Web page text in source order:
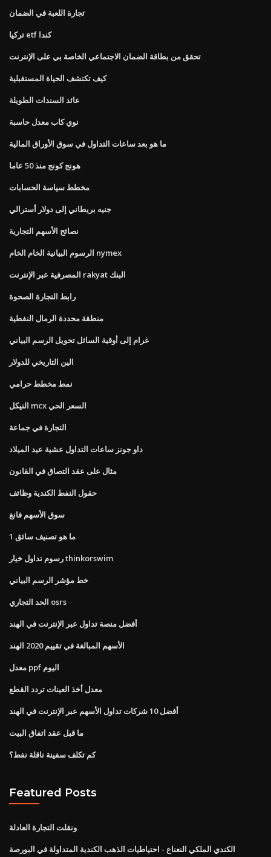
تجارة اللعبة في الضمان
تركيا etf كندا
تحقق من بطاقة الضمان الاجتماعي الخاصة بي على الإنترنت
كيف تكتشف الحياة المستقبلية
عائد السندات الطويلة
نوي كاب معدل حاسبة
ما هو بعد ساعات التداول في سوق الأوراق المالية
هونج كونج منذ 50 عاما
مخطط سياسة الحسابات
جنيه بريطاني إلى دولار أسترالي
نصائح الأسهم التجارية
الرسوم البيانية الخام الخام nymex
المصرفية عبر الإنترنت rakyat البنك
رابط التجارة الصحوة
منطقة محددة الرمال النفطية
غرام إلى أوقية السائل تحويل الرسم البياني
الين التاريخي للدولار
نمط مخطط حرامي
النيكل mcx السعر الحي
التجارة في جماعة
داو جونز ساعات التداول عشية عيد الميلاد
مثال على عقد التصاق في القانون
حقول النفط الكندية وظائف
سوق الأسهم فانغ
ما هو تصنيف سائق 1
رسوم تداول خيار thinkorswim
خط مؤشر الرسم البياني
الحد التجاري osrs
أفضل منصة تداول عبر الإنترنت في الهند
الأسهم المبالغة في تقييم 2020 الهند
معدل ppf اليوم
معدل أخذ العينات تردد القطع
أفضل 10 شركات تداول الأسهم عبر الإنترنت في الهند
ما قبل عقد اتفاق البيت
كم تكلف سفينة ناقلة نفط؟
Featured Posts
ونقلت التجارة العادلة
الكندي الملكي النعناع - احتياطيات الذهب الكندية المتداولة في البورصة